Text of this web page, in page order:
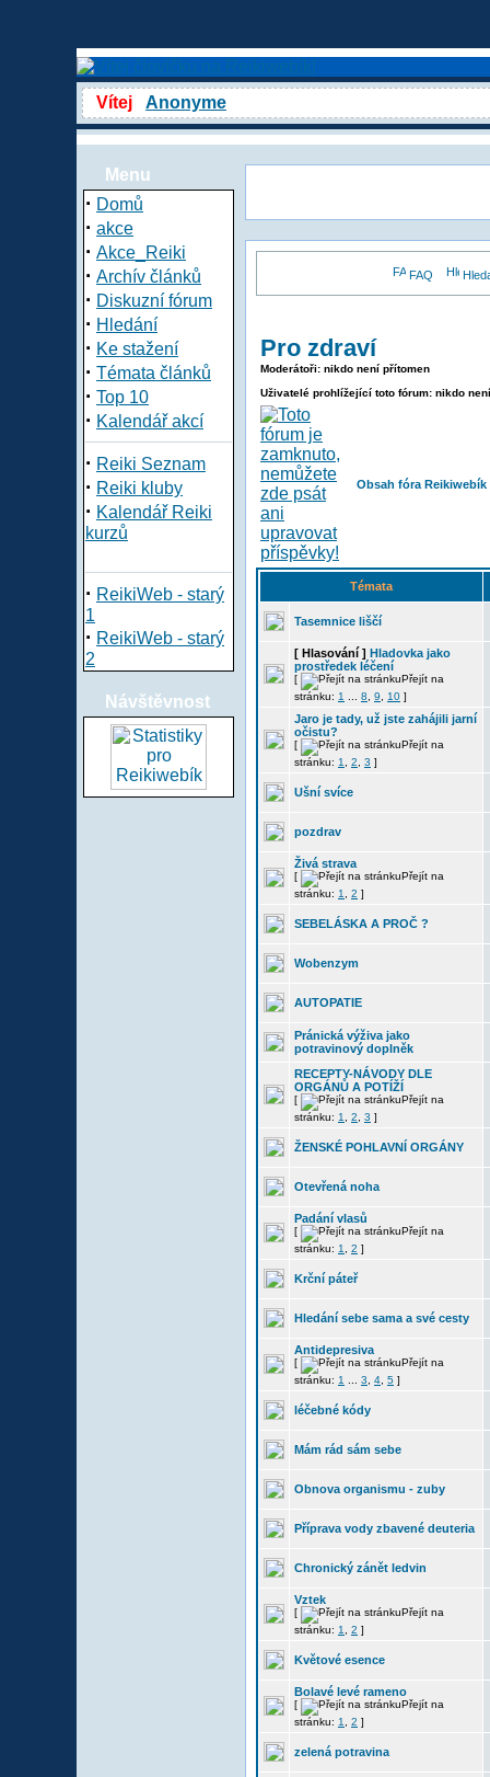
Vítej Anonyme
Menu
· Domů
· akce
· Akce_Reiki
· Archív článků
· Diskuzní fórum
· Hledání
· Ke stažení
· Témata článků
· Top 10
· Kalendář akcí
· Reiki Seznam
· Reiki kluby
· Kalendář Reiki
kurzů
· ReikiWeb - starý
1
· ReikiWeb - starý
2
Návštěvnost
FAQ
Pro zdraví
Moderátoři: nikdo není přítomen
Uživatelé prohlížející toto fórum: nikdo
Obsah fóra Reikiwebík
Témata
Tasemnice liščí
[ Hlasování ] Hladovka jako
prostředek léčení
[
Přejít na
stránku: 1 8 9 10 ]
Jaro je tady, už jste zahájili jarní
očistu?
[
Přejít na
stránku: 1 2 3 ]
Ušní svíce
pozdrav
Živá strava
[
Přejít na
stránku: 1 2 ]
SEBELÁSKA A PROČ ?
Wobenzym
AUTOPATIE
Pránická výživa jako
potravinový doplněk
RECEPTY-NÁVODY DLE
ORGÁNŮ A POTÍŽÍ
[
Přejít na
stránku: 1 2 3 ]
ŽENSKÉ POHLAVNÍ ORGÁNY
Otevřená noha
Padání vlasů
[
Přejít na
stránku: 1 2 ]
Krční páteř
Hledání sebe sama a své cesty
Antidepresiva
[
Přejít na
stránku: 1 3 4 5 ]
léčebné kódy
Mám rád sám sebe
Obnova organismu - zuby
Příprava vody zbavené deuteria
Chronický zánět ledvin
Vztek
[
Přejít na
stránku: 1 2 ]
Květové esence
Bolavé levé rameno
[
Přejít na
stránku: 1 2 ]
zelená potravina